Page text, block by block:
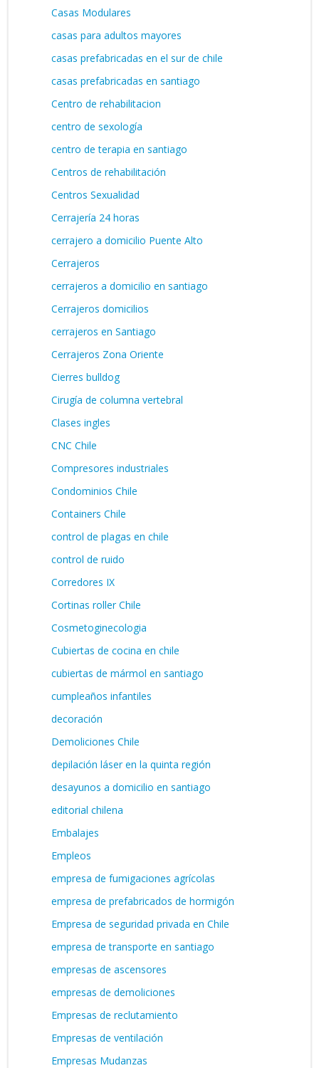
Casas Modulares
casas para adultos mayores
casas prefabricadas en el sur de chile
casas prefabricadas en santiago
Centro de rehabilitacion
centro de sexología
centro de terapia en santiago
Centros de rehabilitación
Centros Sexualidad
Cerrajería 24 horas
cerrajero a domicilio Puente Alto
Cerrajeros
cerrajeros a domicilio en santiago
Cerrajeros domicilios
cerrajeros en Santiago
Cerrajeros Zona Oriente
Cierres bulldog
Cirugía de columna vertebral
Clases ingles
CNC Chile
Compresores industriales
Condominios Chile
Containers Chile
control de plagas en chile
control de ruido
Corredores IX
Cortinas roller Chile
Cosmetoginecologia
Cubiertas de cocina en chile
cubiertas de mármol en santiago
cumpleaños infantiles
decoración
Demoliciones Chile
depilación láser en la quinta región
desayunos a domicilio en santiago
editorial chilena
Embalajes
Empleos
empresa de fumigaciones agrícolas
empresa de prefabricados de hormigón
Empresa de seguridad privada en Chile
empresa de transporte en santiago
empresas de ascensores
empresas de demoliciones
Empresas de reclutamiento
Empresas de ventilación
Empresas Mudanzas